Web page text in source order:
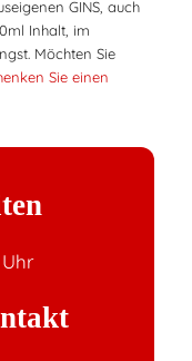
GINS, auch
Inhalt, im
Möchten Sie
Sie einen
Uhr